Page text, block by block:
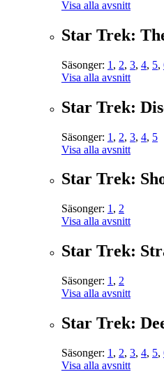
Visa alla avsnitt
Star Trek:
Säsonger: 1 , 2, 3, 4, 5,
Visa alla avsnitt
Star Trek:
Säsonger: 1 , 2, 3, 4, 5
Visa alla avsnitt
Star Trek:
Säsonger: 1 , 2
Visa alla avsnitt
Star Trek:
Säsonger: 1 , 2
Visa alla avsnitt
Star Trek:
Säsonger: 1 , 2, 3, 4, 5,
Visa alla avsnitt